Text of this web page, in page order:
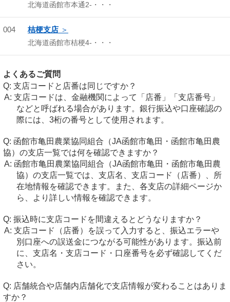
北海道函館市本通2-・・・
004 桔梗支店
北海道函館市桔梗4-・・・
よくあるご質問
支店コードと店番は同じですか？
支店コードは、金融機関によって「店番」「支店番号」
などと呼ばれる場合があります。銀行振込や口座確認の
際には、3桁の番号として使用されます。
函館市亀田農業協同組合（JA函館市亀田・函館市亀田農
協）の支店一覧では何を確認できますか？
函館市亀田農業協同組合（JA函館市亀田・函館市亀田農
協）の支店一覧では、支店名、支店コード（店番）、所
在地情報を確認できます。また、各支店の詳細ページか
ら、より詳しい情報を確認できます。
振込時に支店コードを間違えるとどうなりますか？
支店コード（店番）を誤って入力すると、振込エラーや
別口座への誤送金につながる可能性があります。振込前
に、支店名・支店コード・口座番号を必ず確認してくだ
さい。
店舗統合や店舗内店舗化で支店情報が変わることはありま
すか？